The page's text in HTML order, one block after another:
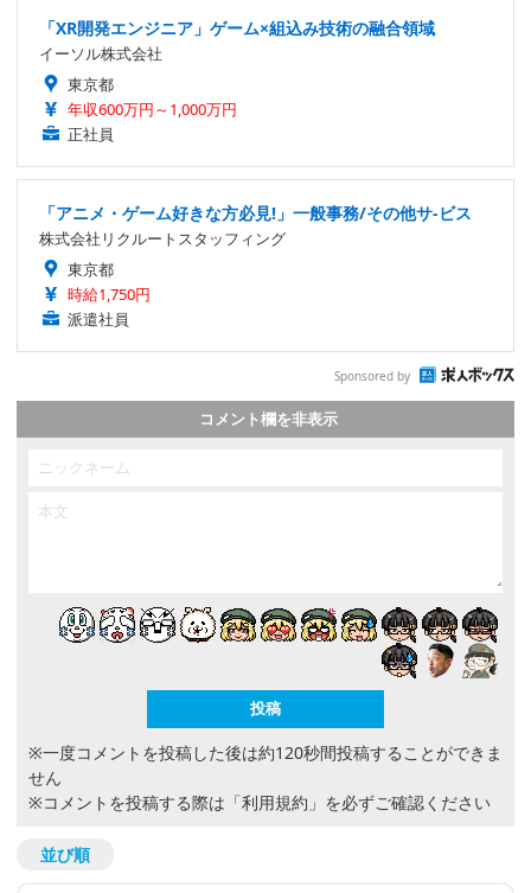
「XR開発エンジニア」ゲーム×組込み技術の融合領域
イーソル株式会社
東京都
年収600万円～1,000万円
正社員
「アニメ・ゲーム好きな方必見!」一般事務/その他サ-ビス
株式会社リクルートスタッフィング
東京都
時給1,750円
派遣社員
Sponsored by
コメント欄を非表示
※一度コメントを投稿した後は約120秒間投稿することができま
せん
※コメントを投稿する際は 「利用規約」 を必ずご確認ください
並び順